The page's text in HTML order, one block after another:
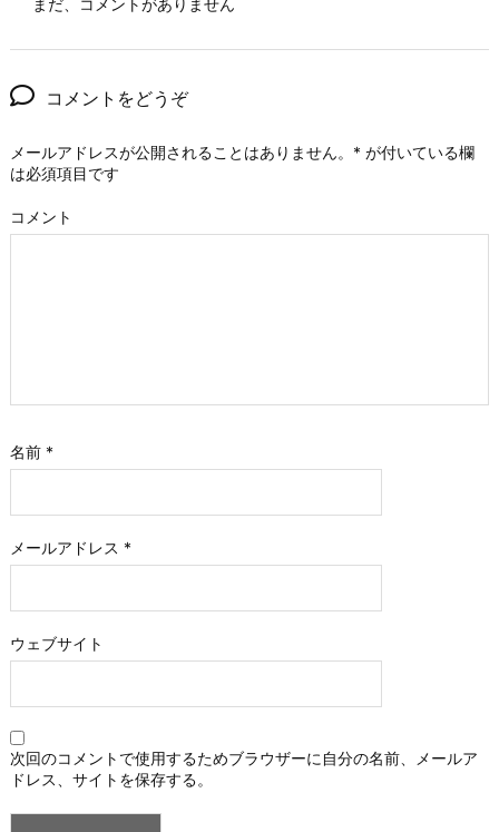
まだ、コメントがありません
コメントをどうぞ
メールアドレスが公開されることはありません。 * が付いている欄
は必須項目です
コメント
名前 *
メールアドレス *
ウェブサイト
次回のコメントで使用するためブラウザーに自分の名前、メールア
ドレス、サイトを保存する。